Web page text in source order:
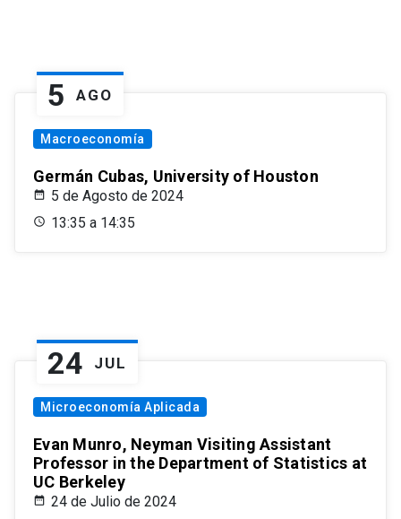
5 AGO
Macroeconomía
Germán Cubas, University of Houston
5 de Agosto de 2024
13:35 a 14:35
24 JUL
Microeconomía Aplicada
Evan Munro, Neyman Visiting Assistant
Professor in the Department of Statistics at
UC Berkeley
24 de Julio de 2024